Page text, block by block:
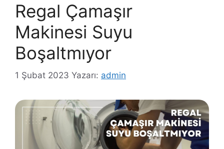
Regal Çamaşır
Makinesi Suyu
Boşaltmıyor
1 Şubat 2023 Yazarı: admin